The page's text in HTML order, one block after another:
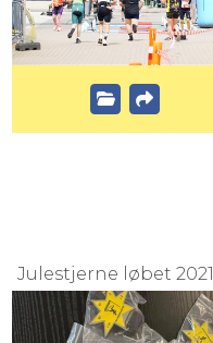
Julestjerne løbet 2021